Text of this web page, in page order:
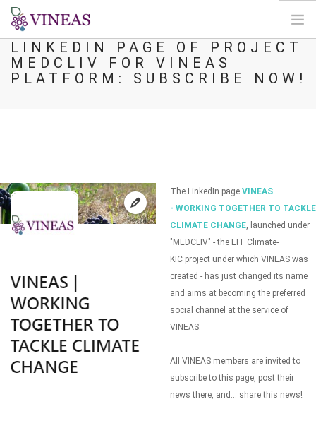
DOMOV
O VINEAS
SI
LINKEDIN PAGE OF PROJECT
MEDCLIV FOR VINEAS
PLATFORM: SUBSCRIBE NOW!
The LinkedIn page VINEAS
- WORKING TOGETHER TO TACKLE
CLIMATE CHANGE, launched under
"MEDCLIV" - the EIT Climate-
KIC project under which VINEAS was
created - has just changed its name
and aims at becoming the preferred
social channel at the service of
VINEAS.
All VINEAS members are invited to
subscribe to this page, post their
news there, and... share this news!